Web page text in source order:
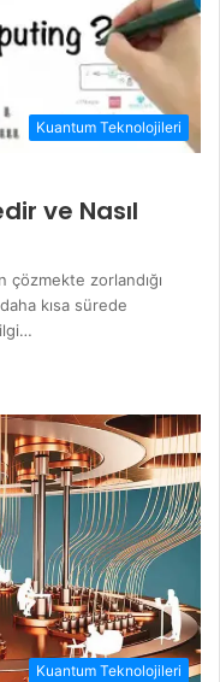
Kuantum Teknolojileri
ve Nasıl
çözmekte zorlandığı
kısa sürede
Kuantum Teknolojileri